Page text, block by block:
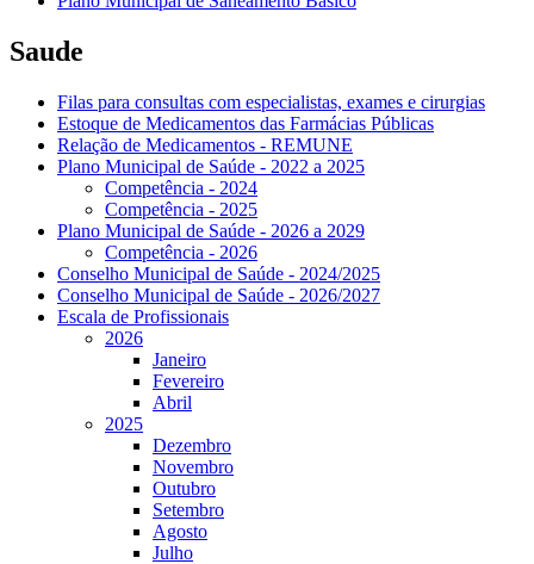
Saude
Filas para consultas com especialistas, exames e cirurgias
Estoque de Medicamentos das Farmácias Públicas
Relação de Medicamentos - REMUNE
Plano Municipal de Saúde - 2022 a 2025
Competência - 2024
Competência - 2025
Plano Municipal de Saúde - 2026 a 2029
Competência - 2026
Conselho Municipal de Saúde - 2024/2025
Conselho Municipal de Saúde - 2026/2027
Escala de Profissionais
2026
Janeiro
Fevereiro
Abril
2025
Dezembro
Novembro
Outubro
Setembro
Agosto
Julho